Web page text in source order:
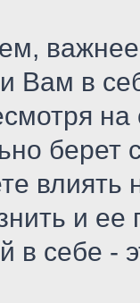
важнее
Вам в
на
берет
влиять
и ее
в себе -